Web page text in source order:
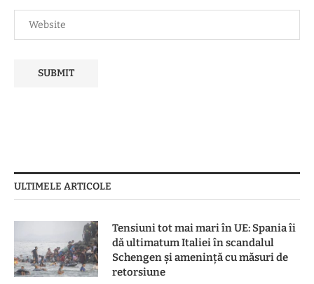
ULTIMELE ARTICOLE
Tensiuni tot mai mari în UE: Spania îi
dă ultimatum Italiei în scandalul
Schengen și amenință cu măsuri de
retorsiune